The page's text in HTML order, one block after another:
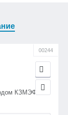
00244
КЗМЭФ